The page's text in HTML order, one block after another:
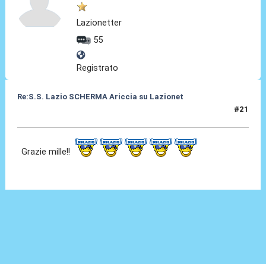
Lazionetter
55
Registrato
Re:S.S. Lazio SCHERMA Ariccia su Lazionet
#21
Grazie mille!!